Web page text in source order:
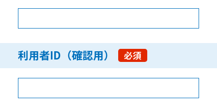
利用者ID（確認用） 必須